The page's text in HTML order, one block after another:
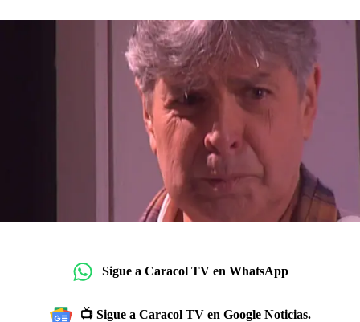
Sigue a Caracol TV en WhatsApp
📺 Sigue a Caracol TV en Google Noticias.